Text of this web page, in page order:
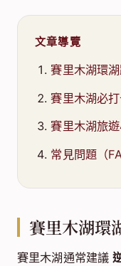
文章導覽
賽里木湖環
賽里木湖必
賽里木湖旅
常見問題（
賽里木湖環
賽里木湖通常建議